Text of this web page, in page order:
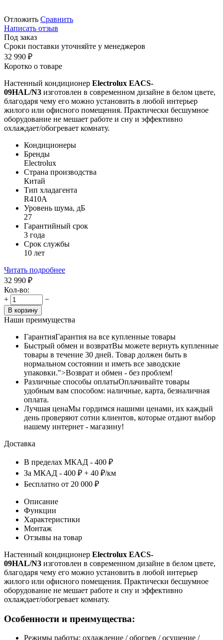
Отложить Сравнить
Написать отзыв
Под заказ
Сроки поставки уточняйте у менеджеров
32 990 ₽
Коротко о товаре
Настенный кондиционер Electrolux EACS-
09HAL/N3 изготовлен в современном дизайне в белом цвете,
благодаря чему его можно установить в любой интерьер
жилого или офисного помещения. Практически бесшумное
оборудование не мешает работе и сну и эффективно
охлаждает/обогревает комнату.
Кондиционеры
Бренды
Electrolux
Страна производства
Китай
Тип хладагента
R410A
Уровень шума, дБ
27
Гарантийный срок
3 года
Срок службы
10 лет
Читать подробнее
32 990 ₽
Кол-во:
+
−
В корзину
Наши преимущества
ГарантияГарантия на все купленные товары
Быстрый обмен и возвратВы можете вернуть купленные
товары в течение 30 дней. Товар должен быть в
нормальном состоянии и иметь все заводские
упаковки.">Возврат и обмен - без проблем!
Различные способы оплатыОплачивайте товары
удобным вам способом: наличные, карта, безналичная
оплата.
Лучшая ценаМы гордимся нашими ценами, их каждый
день проверяют сотни клиентов, которые отдают выбор
нашему интернет - магазину!
Доставка
В пределах МКАД - 400 ₽
За МКАД - 400 ₽ + 40 ₽/км
Бесплатно от 20 000 ₽
Описание
Функции
Характеристики
Монтаж
Отзывы на товар
Настенный кондиционер Electrolux EACS-
09HAL/N3 изготовлен в современном дизайне в белом цвете,
благодаря чему его можно установить в любой интерьер
жилого или офисного помещения. Практически бесшумное
оборудование не мешает работе и сну и эффективно
охлаждает/обогревает комнату.
Особенности и преимущества:
Режимы работы: охлаждение / обогрев / осушение /